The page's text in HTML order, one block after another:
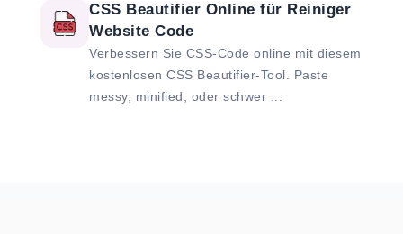
CSS Beautifier Online für Reiniger
Website Code
Verbessern Sie CSS-Code online mit diesem
kostenlosen CSS Beautifier-Tool. Paste
messy, minified, oder schwer ...